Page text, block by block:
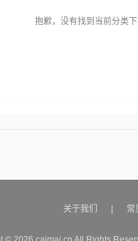
抱歉，没有找到当前分类
关于我们 常